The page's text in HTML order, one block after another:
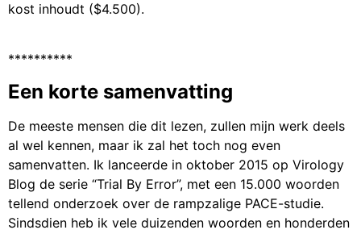
kost inhoudt ($4.500).
**********
Een korte samenvatting
De meeste mensen die dit lezen, zullen mijn werk deels
al wel kennen, maar ik zal het toch nog even
samenvatten. Ik lanceerde in oktober 2015 op Virology
Blog de serie “Trial By Error”, met een 15.000 woorden
tellend onderzoek over de rampzalige PACE-studie.
Sindsdien heb ik vele duizenden woorden en honderden